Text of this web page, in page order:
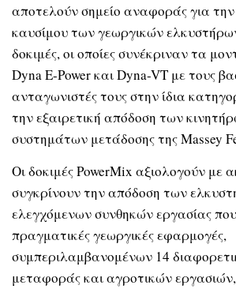
αποτελούν σημείο αναφοράς για
καυσίμου των γεωργικών
δοκιμές, οι οποίες συνέκριναν τα
Dyna E-Power και Dyna-VT με τους
ανταγωνιστές τους στην ίδια
την εξαιρετική απόδοση των
συστημάτων μετάδοσης της Massey
Οι δοκιμές PowerMix αξιολογούν με
συγκρίνουν την απόδοση των
ελεγχόμενων συνθηκών εργασίας
πραγματικές γεωργικές εφαρμογές,
συμπεριλαμβανομένων 14
μεταφοράς και αγροτικών